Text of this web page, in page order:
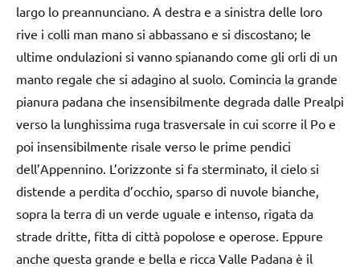
largo lo preannunciano. A destra e a sinistra delle loro
rive i colli man mano si abbassano e si discostano; le
ultime ondulazioni si vanno spianando come gli orli di un
manto regale che si adagino al suolo. Comincia la grande
pianura padana che insensibilmente degrada dalle Prealpi
verso la lunghissima ruga trasversale in cui scorre il Po e
poi insensibilmente risale verso le prime pendici
dell’Appennino. L’orizzonte si fa sterminato, il cielo si
distende a perdita d’occhio, sparso di nuvole bianche,
sopra la terra di un verde uguale e intenso, rigata da
strade dritte, fitta di città popolose e operose. Eppure
anche questa grande e bella e ricca Valle Padana è il